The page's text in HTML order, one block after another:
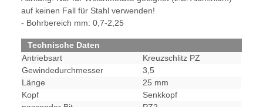
auf keinen Fall für Stahl verwenden!
- Bohrbereich mm: 0,7-2,25
Technische Daten
Antriebsart
Kreuzschlitz PZ
Gewindedurchmesser
3,5
Länge
25 mm
Kopf
Senkkopf